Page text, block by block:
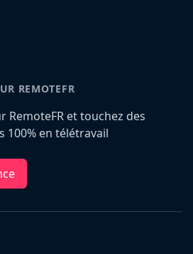
REMOTEFR
RemoteFR et touchez des
100% en télétravail